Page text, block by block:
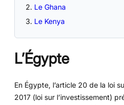
Le Ghana
Le Kenya
L’Égypte
En Égypte, l’article 20 de la loi
2017 (loi sur l’investissement)